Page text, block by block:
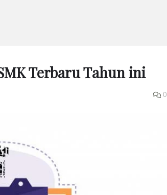
Terbaru Tahun ini
0